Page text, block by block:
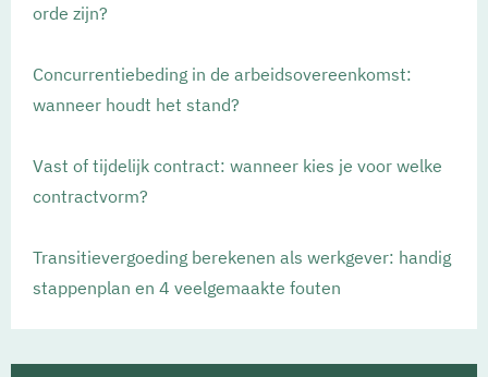
orde zijn?
Concurrentiebeding in de arbeidsovereenkomst:
wanneer houdt het stand?
Vast of tijdelijk contract: wanneer kies je voor welke
contractvorm?
Transitievergoeding berekenen als werkgever: handig
stappenplan en 4 veelgemaakte fouten